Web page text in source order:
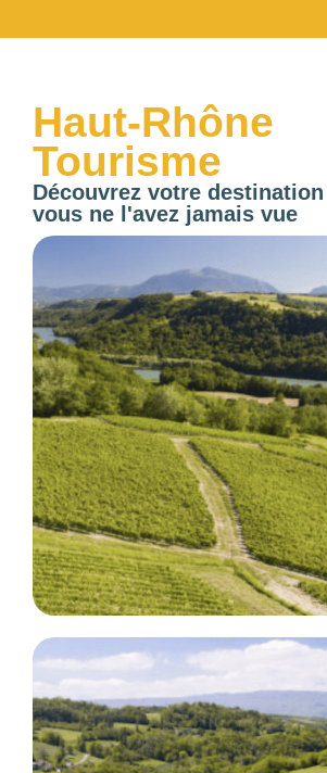
Haut-Rhône
Tourisme
Découvrez votre
vous ne l'avez jamais vue